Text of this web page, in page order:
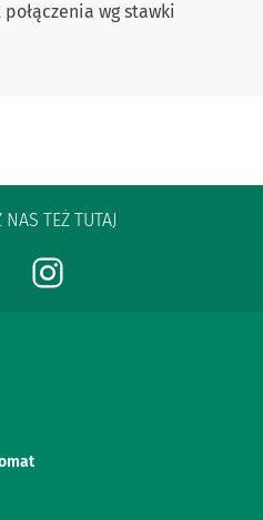
połączenia wg stawki
TEŻ TUTAJ